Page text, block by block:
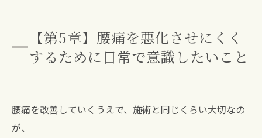
【第5章】腰痛を悪化させにくく
するために日常で意識したいこと
腰痛を改善していくうえで、施術と同じくらい大切なの
が、